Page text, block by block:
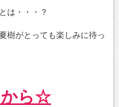
は・・・？
樹がとっても楽しみに待っ
から☆